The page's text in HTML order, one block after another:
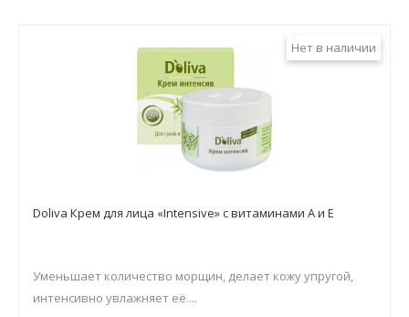
Нет в наличии
Doliva Крем для лица «Intensive» с витаминами А и Е
Уменьшает количество морщин, делает кожу упругой,
интенсивно увлажняет её....